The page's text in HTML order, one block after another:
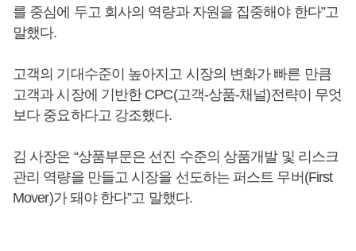
를 중심에 두고 회사의 역량과 자원을 집중해야 한다”고
말했다.
고객의 기대수준이 높아지고 시장의 변화가 빠른 만큼
고객과 시장에 기반한 CPC(고객-상품-채널)전략이 무엇
보다 중요하다고 강조했다.
김 사장은 “상품부문은 선진 수준의 상품개발 및 리스크
관리 역량을 만들고 시장을 선도하는 퍼스트 무버(First
Mover)가 돼야 한다”고 말했다.